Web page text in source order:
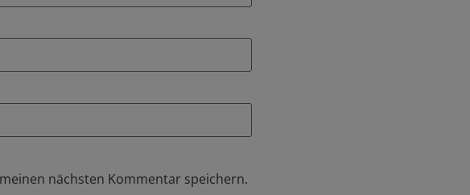
nächsten Kommentar speichern.